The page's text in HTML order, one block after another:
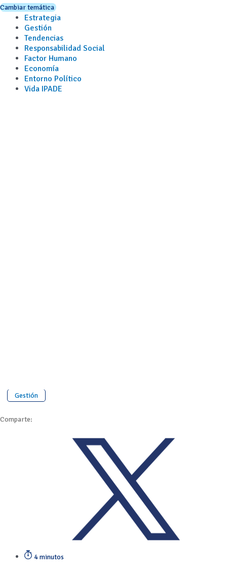
Cambiar temática
Estrategia
Gestión
Tendencias
Responsabilidad Social
Factor Humano
Economía
Entorno Político
Vida IPADE
Gestión
Comparte:
4 minutos